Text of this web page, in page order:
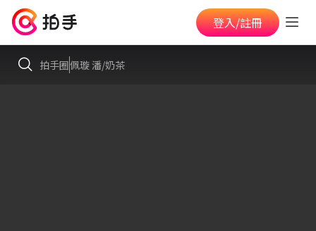
登入/註冊
拍手圈佩璇 潘/奶茶